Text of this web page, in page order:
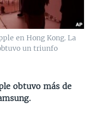
en Hong Kong. La
un triunfo
obtuvo más de